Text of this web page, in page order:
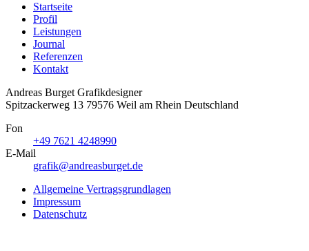
Startseite
Profil
Leistungen
Journal
Referenzen
Kontakt
Andreas Burget Grafikdesigner
Spitzackerweg 13 79576 Weil am Rhein Deutschland
Fon
+49 7621 4248990
E-Mail
grafik@andreasburget.de
Allgemeine Vertragsgrundlagen
Impressum
Datenschutz